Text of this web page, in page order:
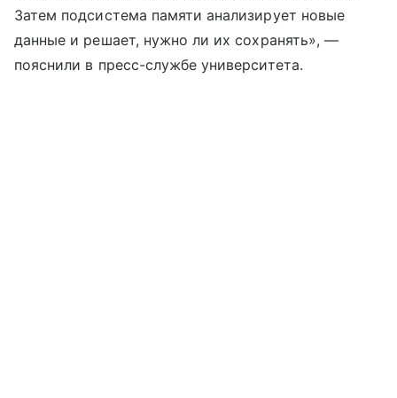
Затем подсистема памяти анализирует новые
данные и решает, нужно ли их сохранять», —
пояснили в пресс-службе университета.